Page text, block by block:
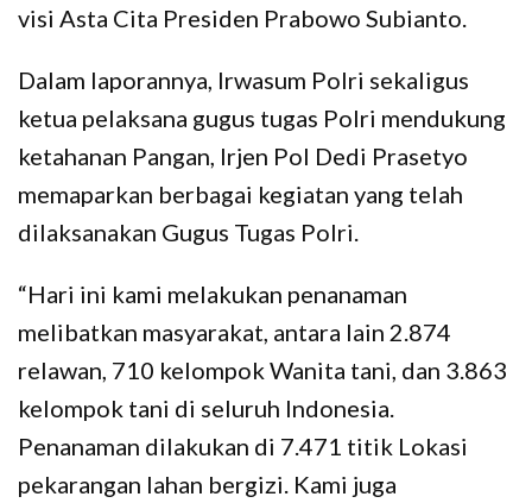
visi Asta Cita Presiden Prabowo Subianto.
Dalam laporannya, Irwasum Polri sekaligus
ketua pelaksana gugus tugas Polri mendukung
ketahanan Pangan, Irjen Pol Dedi Prasetyo
memaparkan berbagai kegiatan yang telah
dilaksanakan Gugus Tugas Polri.
“Hari ini kami melakukan penanaman
melibatkan masyarakat, antara lain 2.874
relawan, 710 kelompok Wanita tani, dan 3.863
kelompok tani di seluruh Indonesia.
Penanaman dilakukan di 7.471 titik Lokasi
pekarangan lahan bergizi. Kami juga